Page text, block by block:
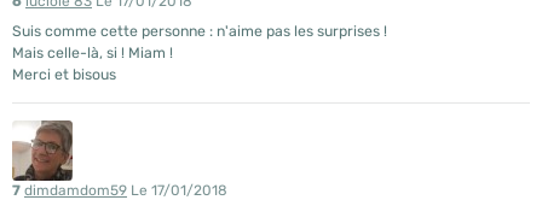
Suis comme cette personne : n'aime pas les surprises !
Mais celle-là, si ! Miam !
Merci et bisous
7 dimdamdom59 Le 17/01/2018